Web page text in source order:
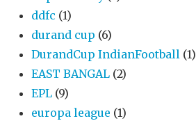
ddfc (1)
durand cup (6)
DurandCup IndianFootball (1)
EAST BANGAL (2)
EPL (9)
europa league (1)